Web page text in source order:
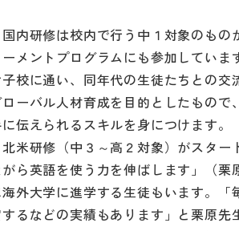
内研修は校内で行う中１対象のもの
メントプログラムにも参加していま
校に通い、同年代の生徒たちとの交
ーバル人材育成を目的としたもので
伝えられるスキルを身につけます。
米研修（中３～高２対象）がスター
ら英語を使う力を伸ばします」（栗
外大学に進学する生徒もいます。「
るなどの実績もあります」と栗原先